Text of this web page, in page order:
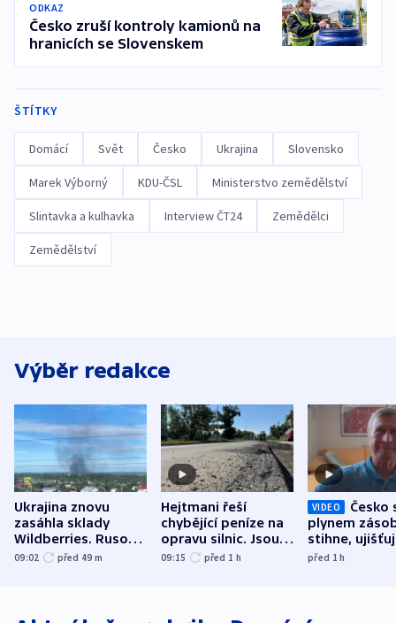
ODKAZ
Česko zruší kontroly kamionů na
hranicích se Slovenskem
ŠTÍTKY
Domácí Svět Česko Ukrajina Slovensko
Marek Výborný KDU-ČSL Ministerstvo zemědělství
Slintavka a kulhavka Interview ČT24 Zemědělci
Zemědělství
Výběr redakce
Ukrajina znovu
zasáhla sklady
Wildberries. Rusové
útočili v Charkovské
09:02 před 49 m
Hejtmani řeší
chybějící peníze na
opravu silnic. Jsou
nenárokové, namítá
09:15 před 1 h
VIDEO
Česko
plynem
stihne,
expert.
před 1h